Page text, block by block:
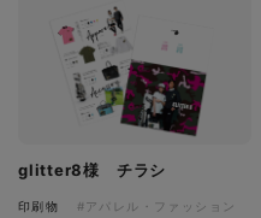
glitter8様 チラシ
印刷物
#アパレル・ファッション